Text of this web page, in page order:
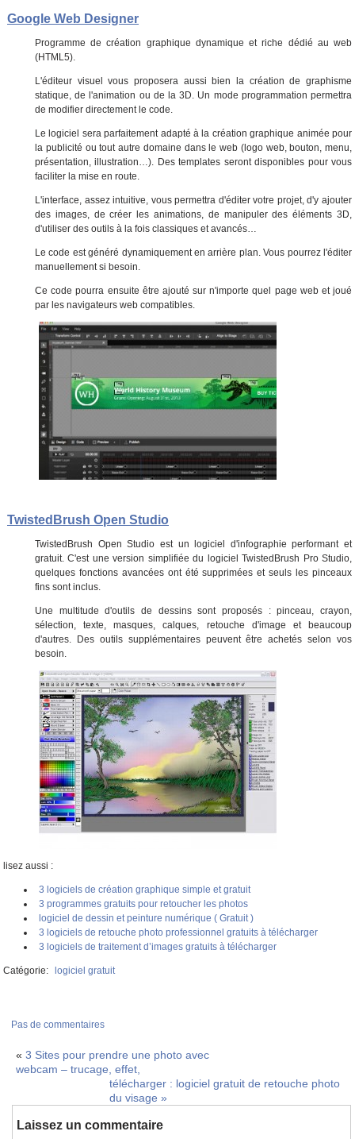
Google Web Designer
Programme de création graphique dynamique et riche dédié au web
(HTML5).
L'éditeur visuel vous proposera aussi bien la création de graphisme
statique, de l'animation ou de la 3D. Un mode programmation permettra
de modifier directement le code.
Le logiciel sera parfaitement adapté à la création graphique animée pour
la publicité ou tout autre domaine dans le web (logo web, bouton, menu,
présentation, illustration…). Des templates seront disponibles pour vous
faciliter la mise en route.
L'interface, assez intuitive, vous permettra d'éditer votre projet, d'y ajouter
des images, de créer les animations, de manipuler des éléments 3D,
d'utiliser des outils à la fois classiques et avancés…
Le code est généré dynamiquement en arrière plan. Vous pourrez l'éditer
manuellement si besoin.
Ce code pourra ensuite être ajouté sur n'importe quel page web et joué
par les navigateurs web compatibles.
TwistedBrush Open Studio
TwistedBrush Open Studio est un logiciel d'infographie performant et
gratuit. C'est une version simplifiée du logiciel TwistedBrush Pro Studio,
quelques fonctions avancées ont été supprimées et seuls les pinceaux
fins sont inclus.
Une multitude d'outils de dessins sont proposés : pinceau, crayon,
sélection, texte, masques, calques, retouche d'image et beaucoup
d'autres. Des outils supplémentaires peuvent être achetés selon vos
besoin.
lisez aussi :
3 logiciels de création graphique simple et gratuit
3 programmes gratuits pour retoucher les photos
logiciel de dessin et peinture numérique ( Gratuit )
3 logiciels de retouche photo professionnel gratuits à télécharger
3 logiciels de traitement d’images gratuits à télécharger
Catégorie: logiciel gratuit
Pas de commentaires
« 3 Sites pour prendre une photo avec
webcam – trucage, effet,
télécharger : logiciel gratuit de retouche photo
du visage »
Laissez un commentaire